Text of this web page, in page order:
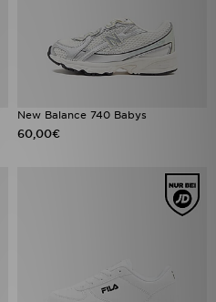
New Balance 740 Babys
60,00€